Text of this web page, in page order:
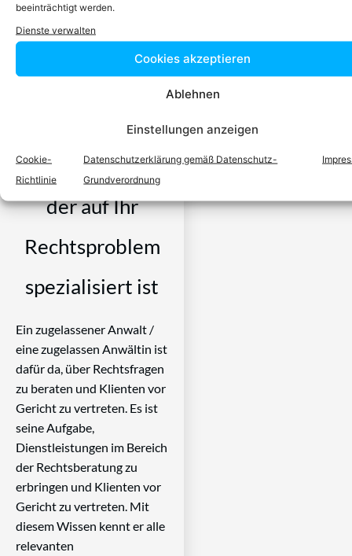
beeinträchtigt werden.
Dienste verwalten
Cookies akzeptieren
Ablehnen
Einstellungen anzeigen
Cookie-
Richtlinie
Datenschutzerklärung gemäß Datenschutz-
Grundverordnung
Schritten einen
Anwalt finden,
der auf Ihr
Rechtsproblem
spezialisiert ist
Ein zugelassener Anwalt /
eine zugelassen Anwältin ist
dafür da, über Rechtsfragen
zu beraten und Klienten vor
Gericht zu vertreten. Es ist
seine Aufgabe,
Dienstleistungen im Bereich
der Rechtsberatung zu
erbringen und Klienten vor
Gericht zu vertreten. Mit
diesem Wissen kennt er alle
relevanten